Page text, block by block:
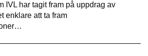
IVL har tagit fram på uppdrag av
enklare att ta fram